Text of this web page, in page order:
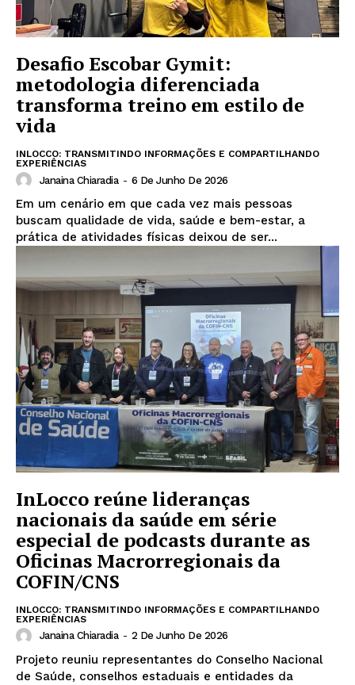
Desafio Escobar Gymit:
metodologia diferenciada
transforma treino em estilo de
vida
INLOCCO: TRANSMITINDO INFORMAÇÕES E COMPARTILHANDO
EXPERIÊNCIAS
Janaina Chiaradia - 6 De Junho De 2026
Em um cenário em que cada vez mais pessoas
buscam qualidade de vida, saúde e bem-estar, a
prática de atividades físicas deixou de ser...
InLocco reúne lideranças
nacionais da saúde em série
especial de podcasts durante as
Oficinas Macrorregionais da
COFIN/CNS
INLOCCO: TRANSMITINDO INFORMAÇÕES E COMPARTILHANDO
EXPERIÊNCIAS
Janaina Chiaradia - 2 De Junho De 2026
Projeto reuniu representantes do Conselho Nacional
de Saúde, conselhos estaduais e entidades da